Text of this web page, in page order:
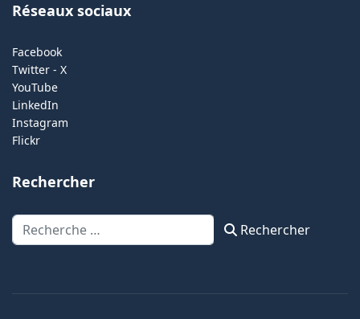
Réseaux sociaux
Facebook
Twitter - X
YouTube
LinkedIn
Instagram
Flickr
Rechercher
Rechercher Rechercher